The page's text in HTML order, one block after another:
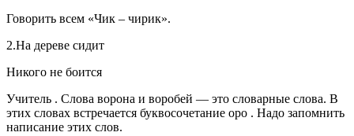
Говорить всем «Чик – чирик».
2.На дереве сидит
Никого не боится
Учитель . Слова ворона и воробей — это словарные слова. В
этих словах встречается буквосочетание оро . Надо запомнить
написание этих слов.